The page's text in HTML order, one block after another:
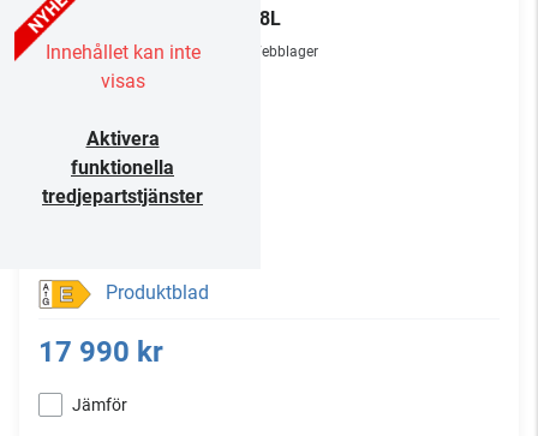
Innehållet kan inte
visas
Aktivera
funktionella
tredjepartstjänster
65P8L
Webblager
E Produktblad
17 990 kr
Jämför